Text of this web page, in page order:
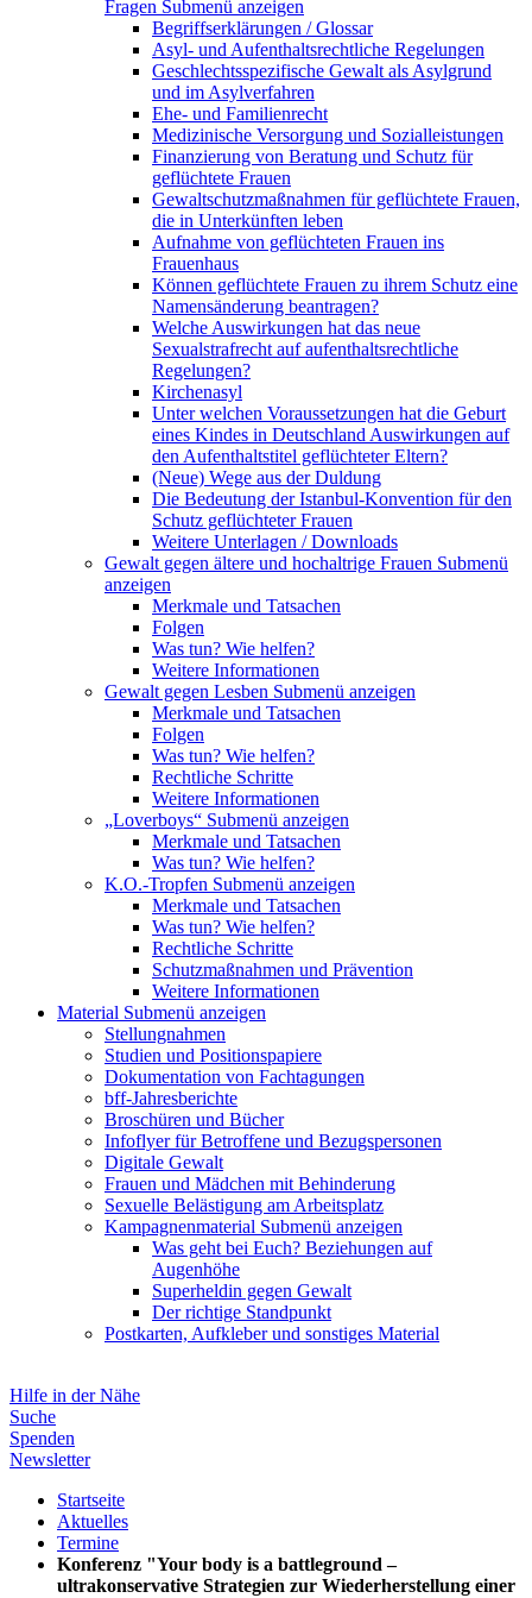
Fragen Submenü anzeigen
Begriffserklärungen / Glossar
Asyl- und Aufenthaltsrechtliche Regelungen
Geschlechtsspezifische Gewalt als Asylgrund
und im Asylverfahren
Ehe- und Familienrecht
Medizinische Versorgung und Sozialleistungen
Finanzierung von Beratung und Schutz für
geflüchtete Frauen
Gewaltschutzmaßnahmen für geflüchtete Frauen,
die in Unterkünften leben
Aufnahme von geflüchteten Frauen ins
Frauenhaus
Können geflüchtete Frauen zu ihrem Schutz eine
Namensänderung beantragen?
Welche Auswirkungen hat das neue
Sexualstrafrecht auf aufenthaltsrechtliche
Regelungen?
Kirchenasyl
Unter welchen Voraussetzungen hat die Geburt
eines Kindes in Deutschland Auswirkungen auf
den Aufenthaltstitel geflüchteter Eltern?
(Neue) Wege aus der Duldung
Die Bedeutung der Istanbul-Konvention für den
Schutz geflüchteter Frauen
Weitere Unterlagen / Downloads
Gewalt gegen ältere und hochaltrige Frauen Submenü
anzeigen
Merkmale und Tatsachen
Folgen
Was tun? Wie helfen?
Weitere Informationen
Gewalt gegen Lesben Submenü anzeigen
Merkmale und Tatsachen
Folgen
Was tun? Wie helfen?
Rechtliche Schritte
Weitere Informationen
„Loverboys“ Submenü anzeigen
Merkmale und Tatsachen
Was tun? Wie helfen?
K.O.-Tropfen Submenü anzeigen
Merkmale und Tatsachen
Was tun? Wie helfen?
Rechtliche Schritte
Schutzmaßnahmen und Prävention
Weitere Informationen
Material Submenü anzeigen
Stellungnahmen
Studien und Positionspapiere
Dokumentation von Fachtagungen
bff-Jahresberichte
Broschüren und Bücher
Infoflyer für Betroffene und Bezugspersonen
Digitale Gewalt
Frauen und Mädchen mit Behinderung
Sexuelle Belästigung am Arbeitsplatz
Kampagnenmaterial Submenü anzeigen
Was geht bei Euch? Beziehungen auf
Augenhöhe
Superheldin gegen Gewalt
Der richtige Standpunkt
Postkarten, Aufkleber und sonstiges Material
Hilfe in der Nähe
Suche
Spenden
Newsletter
Startseite
Aktuelles
Termine
Konferenz "Your body is a battleground –
ultrakonservative Strategien zur Wiederherstellung einer